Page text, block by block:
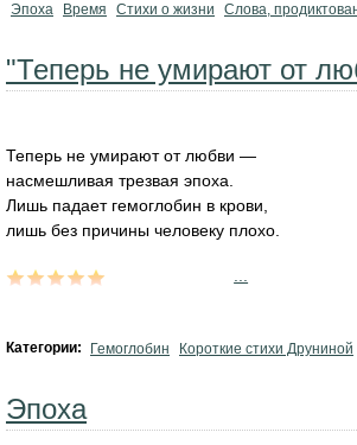
Эпоха
Время Стихи о жизни Слова,
"Теперь не умирают от
Теперь не умирают от любви —
насмешливая трезвая эпоха.
Лишь падает гемоглобин в крови,
лишь без причины человеку плохо.
Категории: Гемоглобин Короткие стихи Друниной
Эпоха